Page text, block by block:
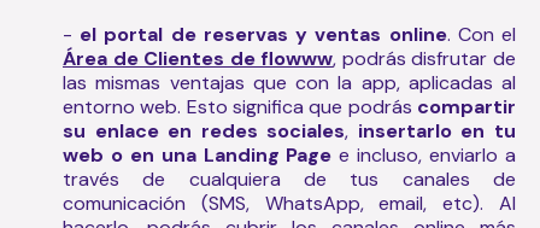
- el portal de reservas y ventas online. Con el
Área de Clientes de flowww, podrás disfrutar de
las mismas ventajas que con la app, aplicadas al
entorno web. Esto significa que podrás compartir
su enlace en redes sociales, insertarlo en tu
web o en una Landing Page e incluso, enviarlo a
través de cualquiera de tus canales de
comunicación (SMS, WhatsApp, email, etc). Al